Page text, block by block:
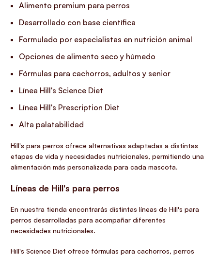
Alimento premium para perros
Desarrollado con base científica
Formulado por especialistas en nutrición animal
Opciones de alimento seco y húmedo
Fórmulas para cachorros, adultos y senior
Línea Hill's Science Diet
Línea Hill's Prescription Diet
Alta palatabilidad
Hill's para perros ofrece alternativas adaptadas a distintas
etapas de vida y necesidades nutricionales, permitiendo una
alimentación más personalizada para cada mascota.
Líneas de Hill's para perros
En nuestra tienda encontrarás distintas líneas de Hill's para
perros desarrolladas para acompañar diferentes
necesidades nutricionales.
Hill's Science Diet ofrece fórmulas para cachorros, perros